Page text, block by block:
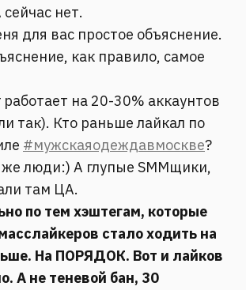
нет.
для вас простое объяснение.
как правило, самое
на 20-30% аккаунтов
так). Кто раньше лайкал по
#мужскаяодеждавмоскве?
люди:) А глупые SMMщики,
там ЦА.
по тем хэштегам, которые
стало ходить на
На ПОРЯДОК. Вот и лайков
А не теневой бан, 30